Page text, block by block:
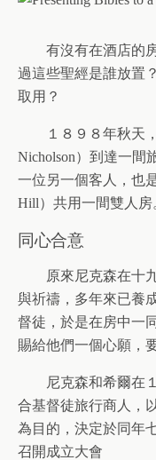
有沒有在酒店的房
過這些聖經是誰放置
取用？
１８９８年秋天，
Nicholson）到達一間
一位另一個客人，也
Hill）共用一間雙人房
同心合意
原來尼克森在十九
與祈禱，多年來已養
督徒，於是在房中一
賜給他們一個心願，
尼克森和希爾在１
合基督徒旅行商人，
為目的，決定於同年
召開成立大會